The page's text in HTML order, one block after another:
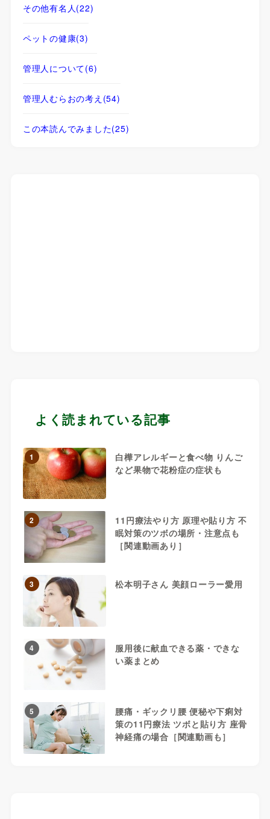
その他有名人(22)
ペットの健康(3)
管理人について(6)
管理人むらおの考え (54)
この本読んでみました(25)
よく読まれている記事
1
白樺アレルギーと食べ物 りんご
など果物で花粉症の症状も
2
11円療法やり方 原理や貼り方 不
眠対策のツボの場所・注意点も
［関連動画あり］
3 松本明子さん 美顔ローラー愛用
4
服用後に献血できる薬・できな
い薬まとめ
5
腰痛・ギックリ腰 便秘や下痢対
策の11円療法 ツボと貼り方 座骨
神経痛の場合［関連動画も］